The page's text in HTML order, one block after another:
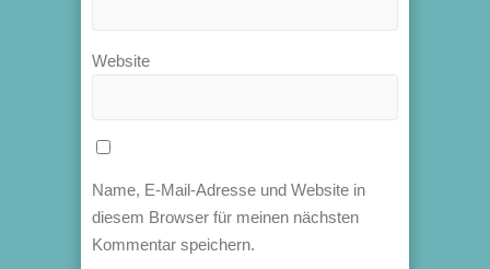
Website
Name, E-Mail-Adresse und Website in
diesem Browser für meinen nächsten
Kommentar speichern.